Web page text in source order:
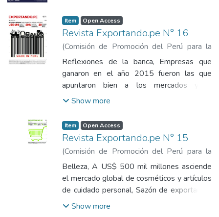
Item Open Access
Revista Exportando.pe N° 16
(Comisión de Promoción del Perú para la
Exportación y el Turismo,2016-02)
Comisión de Promoción del Perú para la
Exportación y el Turismo
Reflexiones de la banca, Empresas que
ganaron en el año 2015 fueron las que
apuntaron bien a los mercados y la
diversificación de productos, Niño
cubiertas con el seguro catastrófico,
Oportunidad euroasiática, Nuevo bloque
económico tiene más de 180 millones de
consumidores, Cumbre mundial, Lima será
sede del II Foro de Turismo Gastronómico.
Show more
Item Open Access
Revista Exportando.pe N° 15
(Comisión de Promoción del Perú para la
Exportación y el Turismo,2015-12)
Comisión de Promoción del Perú para la
Exportación y el Turismo
Belleza, A US$ 500 mil millones asciende
el mercado global de cosméticos y artículos
de cuidado personal, Sazón de exportación,
Lima será sede del II Foro Mundial de
Show more